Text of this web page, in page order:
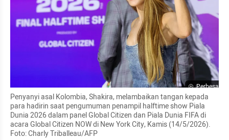
Perbesar
Penyanyi asal Kolombia, Shakira, melambaikan tangan kepada
para hadirin saat pengumuman penampil halftime show Piala
Dunia 2026 dalam panel Global Citizen dan Piala Dunia FIFA di
acara Global Citizen NOW di New York City, Kamis (14/5/2026).
Foto: Charly Triballeau/AFP